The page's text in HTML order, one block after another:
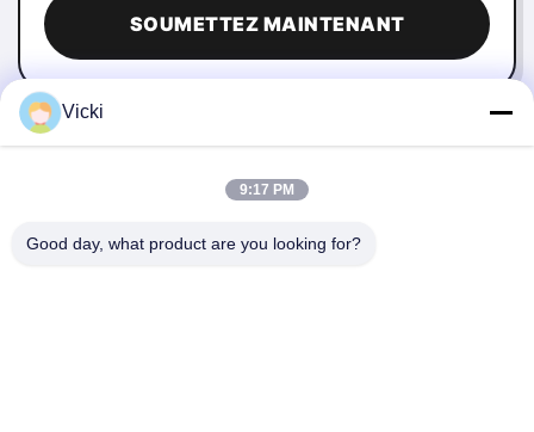
SOUMETTEZ MAINTENANT
Vicki
9:17 PM
Good day, what product are you looking for?